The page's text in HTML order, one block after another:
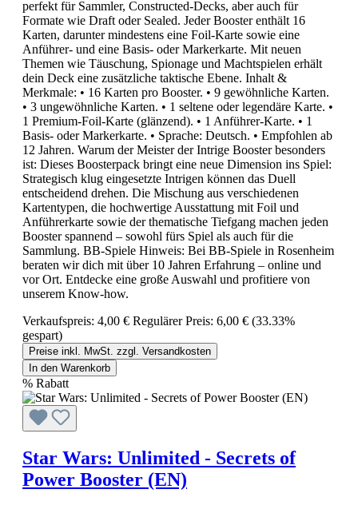
perfekt für Sammler, Constructed-Decks, aber auch für
Formate wie Draft oder Sealed. Jeder Booster enthält 16
Karten, darunter mindestens eine Foil-Karte sowie eine
Anführer- und eine Basis- oder Markerkarte. Mit neuen
Themen wie Täuschung, Spionage und Machtspielen erhält
dein Deck eine zusätzliche taktische Ebene. Inhalt &
Merkmale: • 16 Karten pro Booster. • 9 gewöhnliche Karten.
• 3 ungewöhnliche Karten. • 1 seltene oder legendäre Karte. •
1 Premium-Foil-Karte (glänzend). • 1 Anführer-Karte. • 1
Basis- oder Markerkarte. • Sprache: Deutsch. • Empfohlen ab
12 Jahren. Warum der Meister der Intrige Booster besonders
ist: Dieses Boosterpack bringt eine neue Dimension ins Spiel:
Strategisch klug eingesetzte Intrigen können das Duell
entscheidend drehen. Die Mischung aus verschiedenen
Kartentypen, die hochwertige Ausstattung mit Foil und
Anführerkarte sowie der thematische Tiefgang machen jeden
Booster spannend – sowohl fürs Spiel als auch für die
Sammlung. BB-Spiele Hinweis: Bei BB-Spiele in Rosenheim
beraten wir dich mit über 10 Jahren Erfahrung – online und
vor Ort. Entdecke eine große Auswahl und profitiere von
unserem Know-how.
Verkaufspreis: 4,00 € Regulärer Preis: 6,00 € (33.33%
gespart)
Preise inkl. MwSt. zzgl. Versandkosten
In den Warenkorb
% Rabatt
Star Wars: Unlimited - Secrets of
Power Booster (EN)